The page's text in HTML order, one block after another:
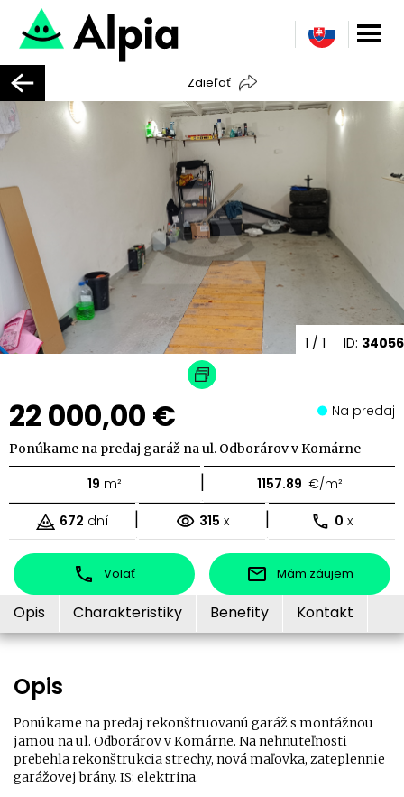
Zdieľať
ID: 34056
1 / 1
22 000,00 € Na predaj
Ponúkame na predaj garáž na ul. Odborárov v Komárne
19 m² | 1157.89 €/m²
672 dní | 315 x | 0 x
Volať Mám záujem
Opis Charakteristiky Benefity Kontakt
Opis
Ponúkame na predaj rekonštruovanú garáž s montážnou
jamou na ul. Odborárov v Komárne. Na nehnuteľnosti
prebehla rekonštrukcia strechy, nová maľovka, zateplennie
garážovej brány. IS: elektrina.